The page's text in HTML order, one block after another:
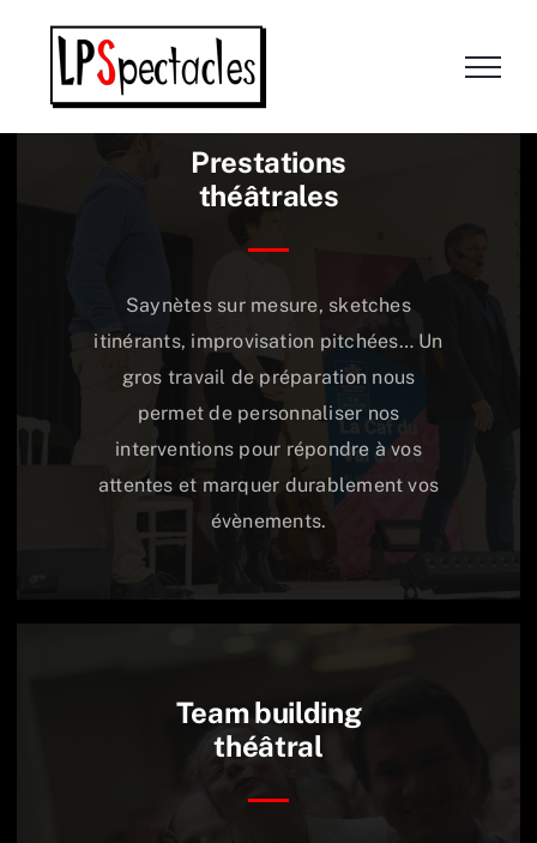
contenu
Prestations
théâtrales
Saynètes sur mesure, sketches
itinérants, improvisation pitchées… Un
gros travail de préparation nous
permet de personnaliser nos
interventions pour répondre à vos
attentes et marquer durablement vos
évènements.
Team building
théâtral